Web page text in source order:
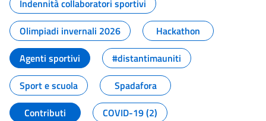
Indennità collaboratori sportivi
Olimpiadi invernali 2026
Hackathon
Agenti sportivi
#distantimauniti
Sport e scuola
Spadafora
Contributi
COVID-19 (2)